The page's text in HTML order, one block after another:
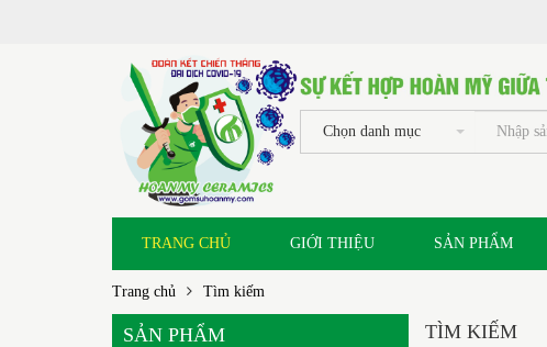
Chọn danh mục
TRANG CHỦ GIỚI THIỆU SẢN PHẨM
Trang chủ Tìm kiếm
SẢN PHẨM TÌM KIẾM